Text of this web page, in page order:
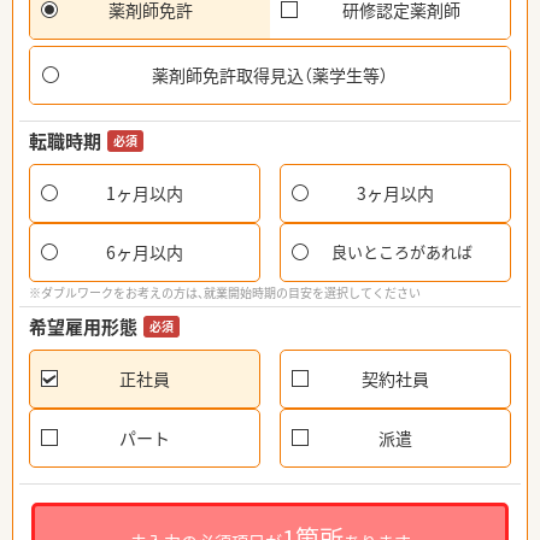
薬剤師免許 研修認定薬剤師
薬剤師免許取得見込（薬学生等）
転職時期 必須
1ヶ月以内 3ヶ月以内
6ヶ月以内 良いところがあれば
※ダブルワークをお考えの方は、就業開始時期の目安を選択してください
希望雇用形態 必須
正社員 契約社員
パート 派遣